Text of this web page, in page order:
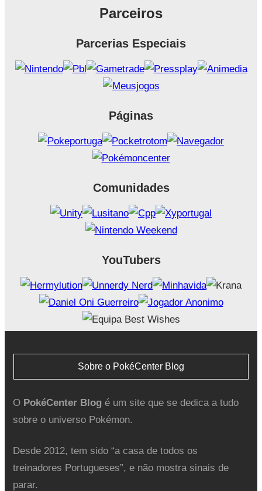
Parceiros
Parcerias Especiais
Páginas
Comunidades
YouTubers
Sobre o PokéCenter Blog
O PokéCenter Blogé um site que se dedica a tudo
sobre o universo Pokémon.
Desde 2012, tem sido “a casa de todos os
treinadores Portugueses”, e não mostra sinais de
parar.